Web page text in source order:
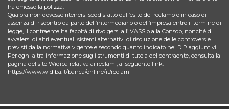
ha emesso la polizza.
Qualora non dovesse ritenersi soddisfatto dall’esito del reclamo o in caso di
assenza di riscontro da parte dell’intermediario o dell’impresa entro il termine di
legge, il contraente ha facoltà di rivolgersi all’IVASS o alla Consob, nonché di
avvalersi di altri eventuali sistemi alternativi di risoluzione delle controversie
previsti dalla normativa vigente e secondo quanto indicato nei DIP aggiuntivi.
Per ogni altra informazione sugli strumenti di tutela del contraente, consulta la
pagina del sito Widiba relativa ai reclami, al seguente link:
https://www.widiba.it/banca/online/it/reclami